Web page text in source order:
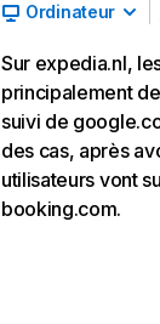
Ordinateur
Sur expedia.nl,
principalement
suivi de
des cas, après
utilisateurs vont
booking.com.